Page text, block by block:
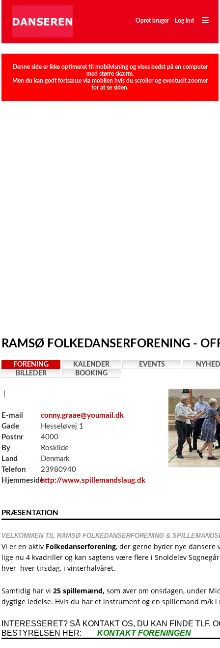
―
―
―
Opret bruger Log ind
Denne side er ikke optimeret til mobilvisning og vises bedst på en computer
med større skærm.
Men du kan godt fortsætte via mobilen hvis du scroller og eventuelt zoomer
for at se siden.
RAMSØ FOLKEDANSERFORENING -
FORENING KALENDER EVENTS
BILLEDER
BOOKING
E-mail
conny.graae@youmail.dk
Gade
Hesseløvej 1
Postnr
4000
By
Roskilde
Land
Denmark
Telefon
23980940
Hjemmesidehttp://www.spillemandslaug.dk
PRÆSENTATION
VELKOMMEN TIL RAMSØ FOLKEDANSERFORENING &
Vi er en aktiv Folkedanserforening, der gerne byder nye dansere
lige nu 4 kvadriller og kan sagtens være flere i Snoldelev
hver hver tirsdag, i vinterhalvåret.
Samtidig har vi 25 spillemænd, som øver om onsdagen, under
dygtige ledelse. Hvis du har et instrument og en spillemand m/k i
INTERESSERET? SÅ KONTAKT OS, DU KAN FINDE TLF.
BESTYRELSEN HER:
KONTAKT FORENINGEN